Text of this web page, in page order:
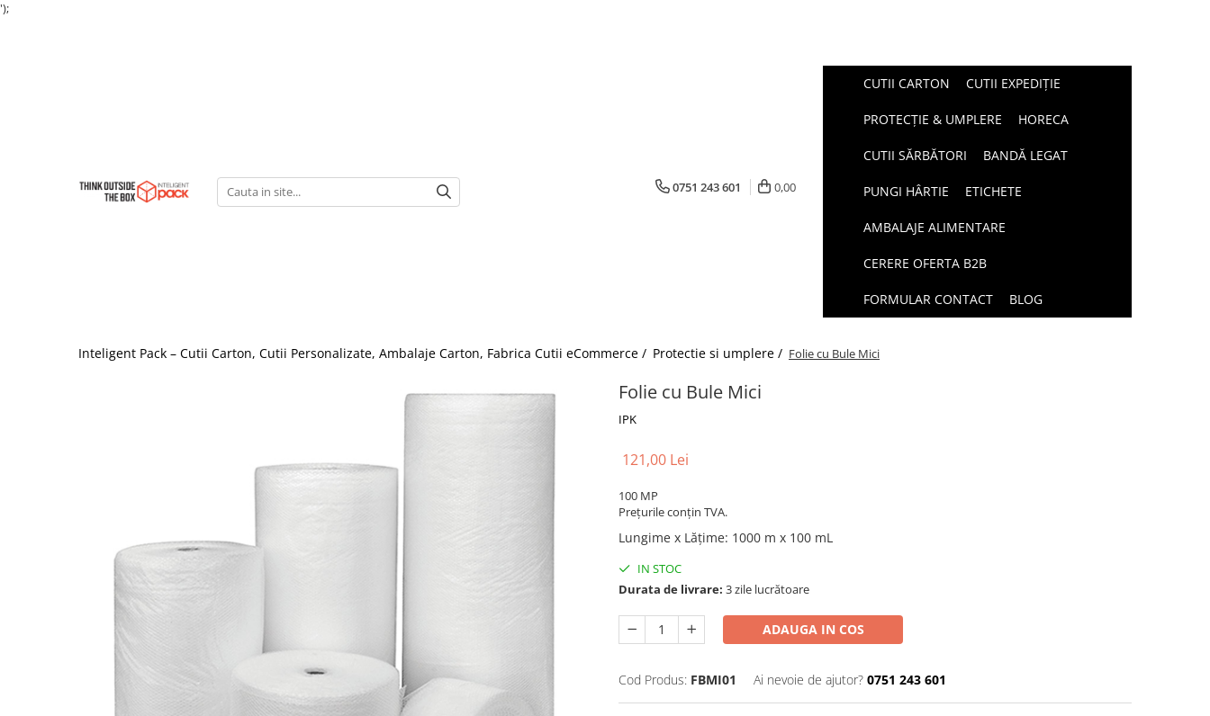
');
0751 243 601 0,00
CUTII CARTON CUTII EXPEDIȚIE
PROTECȚIE & UMPLERE HORECA
CUTII SĂRBĂTORI BANDĂ LEGAT
PUNGI HÂRTIE ETICHETE
AMBALAJE ALIMENTARE
CERERE OFERTA B2B
FORMULAR CONTACT BLOG
Inteligent Pack – Cutii Carton, Cutii Personalizate, Ambalaje Carton, Fabrica Cutii eCommerce / Protectie si umplere / Folie cu Bule Mici
Folie cu Bule Mici
IPK
121,00 Lei
100 MP
Prețurile conțin TVA.
Lungime x Lățime: 1000 m x 100 mL
IN STOC
Durata de livrare: 3 zile lucrătoare
ADAUGA IN COS
Cod Produs: FBMI01 Ai nevoie de ajutor? 0751 243 601